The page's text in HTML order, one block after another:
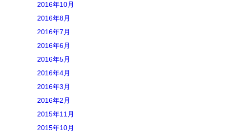
2016年10月
2016年8月
2016年7月
2016年6月
2016年5月
2016年4月
2016年3月
2016年2月
2015年11月
2015年10月